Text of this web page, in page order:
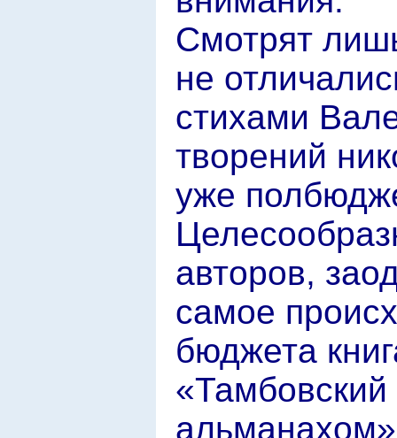
Смотрят
не
стихами
творений
уже
авторов,
самое
бюджета